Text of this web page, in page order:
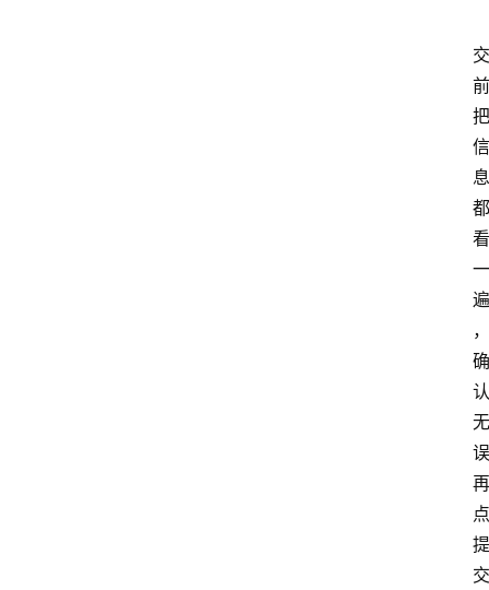
交
前
把
信
息
都
看
一
遍
，
确
认
无
误
再
点
提
交